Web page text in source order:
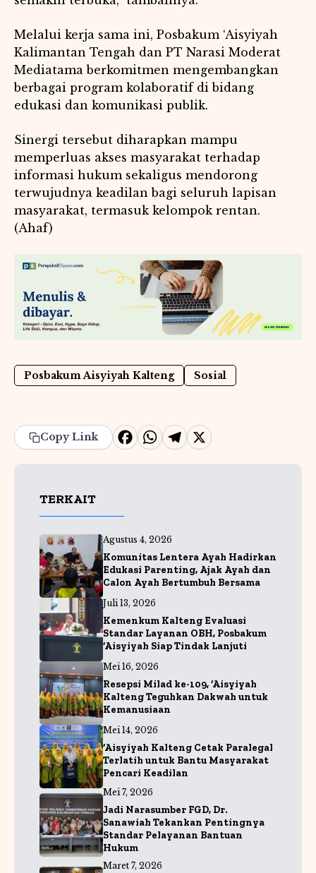
Melalui kerja sama ini, Posbakum ‘Aisyiyah
Kalimantan Tengah dan PT Narasi Moderat
Mediatama berkomitmen mengembangkan
berbagai program kolaboratif di bidang
edukasi dan komunikasi publik.
Sinergi tersebut diharapkan mampu
memperluas akses masyarakat terhadap
informasi hukum sekaligus mendorong
terwujudnya keadilan bagi seluruh lapisan
masyarakat, termasuk kelompok rentan.
(Ahaf)
Posbakum Aisyiyah Kalteng Sosial
Copy Link
F
a
b
o
o
k
W
h
A
p
p
T
e
g
r
a
X
TERKAIT
Agustus 4, 2026
Komunitas Lentera Ayah Hadirkan
Edukasi Parenting, Ajak Ayah dan
Calon Ayah Bertumbuh Bersama
Juli 13, 2026
Kemenkum Kalteng Evaluasi
Standar Layanan OBH, Posbakum
‘Aisyiyah Siap Tindak Lanjuti
Mei 16, 2026
Resepsi Milad ke-109, ‘Aisyiyah
Kalteng Teguhkan Dakwah untuk
Kemanusiaan
Mei 14, 2026
‘Aisyiyah Kalteng Cetak Paralegal
Terlatih untuk Bantu Masyarakat
Pencari Keadilan
Mei 7, 2026
Jadi Narasumber FGD, Dr.
Sanawiah Tekankan Pentingnya
Standar Pelayanan Bantuan
Hukum
Maret 7, 2026